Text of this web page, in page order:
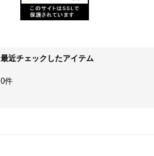
最近チェックしたアイテム
0件